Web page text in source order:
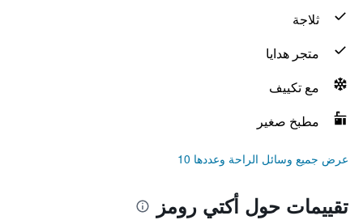
ثلاجة
متجر هدايا
مع تكييف
مطبخ صغير
عرض جميع وسائل الراحة وعددها 10
تقييمات حول أكتي رومز